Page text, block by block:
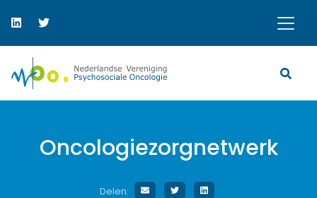
Oncologiezorgnetwerk
Delen: